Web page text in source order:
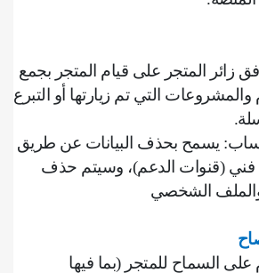
زائر المتجر على قيام المتجر بجمع
التي تم زيارتها أو التبرع
.
يسمح بحذف البيانات عن طريق
(قنوات الدعم)، وسيتم حذف
الشخصي
السماح للمتجر (بما فيها